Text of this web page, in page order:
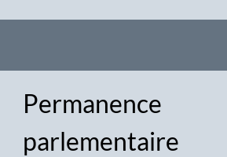
Permanence
parlementaire